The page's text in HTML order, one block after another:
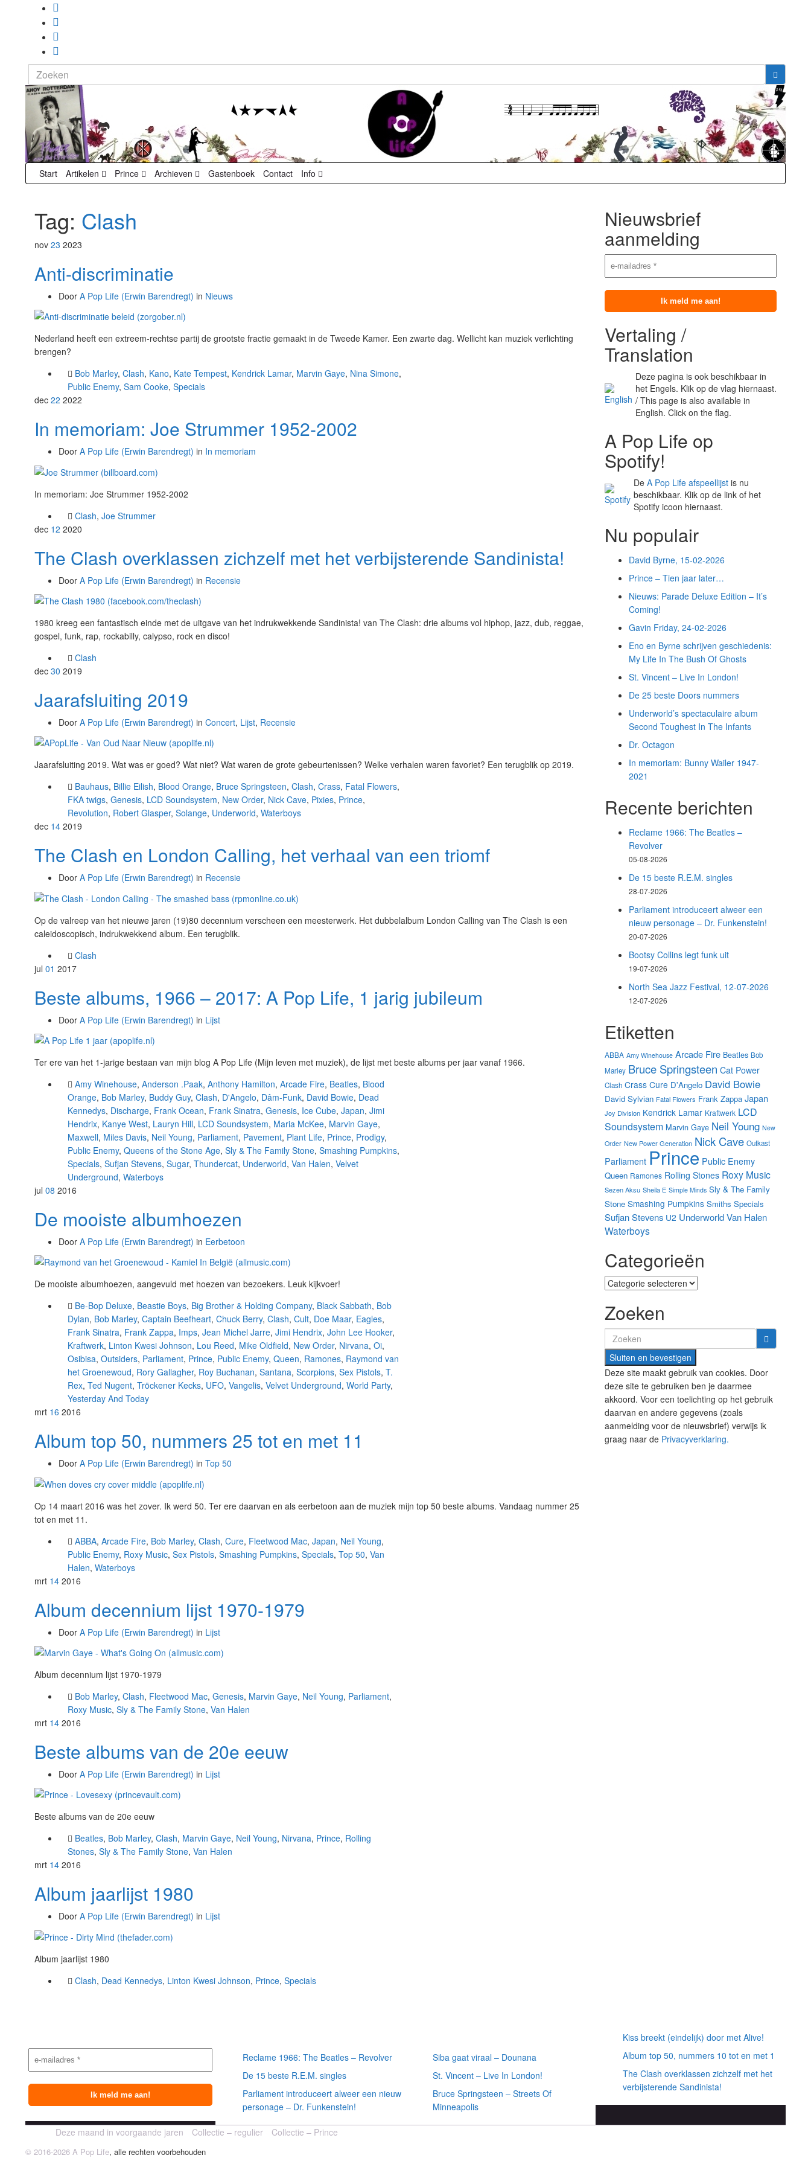
Search
for:
Start Artikelen Prince Archieven Gastenboek Contact Info
Tag: Clash
nov 23 2023
Anti-discriminatie
Door A Pop Life (Erwin Barendregt) in Nieuws
Nederland heeft een extreem-rechtse partij de grootste fractie gemaakt in de Tweede Kamer. Een zwarte dag. Wellicht kan muziek verlichting
brengen?
Bob Marley, Clash, Kano, Kate Tempest, Kendrick Lamar, Marvin Gaye, Nina Simone,
Public Enemy, Sam Cooke, Specials
dec 22 2022
In memoriam: Joe Strummer 1952-2002
Door A Pop Life (Erwin Barendregt) in In memoriam
In memoriam: Joe Strummer 1952-2002
Clash, Joe Strummer
dec 12 2020
The Clash overklassen zichzelf met het verbijsterende Sandinista!
Door A Pop Life (Erwin Barendregt) in Recensie
1980 kreeg een fantastisch einde met de uitgave van het indrukwekkende Sandinista! van The Clash: drie albums vol hiphop, jazz, dub, reggae,
gospel, funk, rap, rockabilly, calypso, rock en disco!
Clash
dec 30 2019
Jaarafsluiting 2019
Door A Pop Life (Erwin Barendregt) in Concert, Lijst, Recensie
Jaarafsluiting 2019. Wat was er goed? Wat niet? Wat waren de grote gebeurtenissen? Welke verhalen waren favoriet? Een terugblik op 2019.
Bauhaus, Billie Eilish, Blood Orange, Bruce Springsteen, Clash, Crass, Fatal Flowers,
FKA twigs, Genesis, LCD Soundsystem, New Order, Nick Cave, Pixies, Prince,
Revolution, Robert Glasper, Solange, Underworld, Waterboys
dec 14 2019
The Clash en London Calling, het verhaal van een triomf
Door A Pop Life (Erwin Barendregt) in Recensie
Op de valreep van het nieuwe jaren (19)80 decennium verscheen een meesterwerk. Het dubbelalbum London Calling van The Clash is een
caleidoscopisch, indrukwekkend album. Een terugblik.
Clash
jul 01 2017
Beste albums, 1966 – 2017: A Pop Life, 1 jarig jubileum
Door A Pop Life (Erwin Barendregt) in Lijst
Ter ere van het 1-jarige bestaan van mijn blog A Pop Life (Mijn leven met muziek), de lijst met beste albums per jaar vanaf 1966.
Amy Winehouse, Anderson .Paak, Anthony Hamilton, Arcade Fire, Beatles, Blood
Orange, Bob Marley, Buddy Guy, Clash, D'Angelo, Dâm-Funk, David Bowie, Dead
Kennedys, Discharge, Frank Ocean, Frank Sinatra, Genesis, Ice Cube, Japan, Jimi
Hendrix, Kanye West, Lauryn Hill, LCD Soundsystem, Maria McKee, Marvin Gaye,
Maxwell, Miles Davis, Neil Young, Parliament, Pavement, Plant Life, Prince, Prodigy,
Public Enemy, Queens of the Stone Age, Sly & The Family Stone, Smashing Pumpkins,
Specials, Sufjan Stevens, Sugar, Thundercat, Underworld, Van Halen, Velvet
Underground, Waterboys
jul 08 2016
De mooiste albumhoezen
Door A Pop Life (Erwin Barendregt) in Eerbetoon
De mooiste albumhoezen, aangevuld met hoezen van bezoekers. Leuk kijkvoer!
Be-Bop Deluxe, Beastie Boys, Big Brother & Holding Company, Black Sabbath, Bob
Dylan, Bob Marley, Captain Beefheart, Chuck Berry, Clash, Cult, Doe Maar, Eagles,
Frank Sinatra, Frank Zappa, Imps, Jean Michel Jarre, Jimi Hendrix, John Lee Hooker,
Kraftwerk, Linton Kwesi Johnson, Lou Reed, Mike Oldfield, New Order, Nirvana, Oi,
Osibisa, Outsiders, Parliament, Prince, Public Enemy, Queen, Ramones, Raymond van
het Groenewoud, Rory Gallagher, Roy Buchanan, Santana, Scorpions, Sex Pistols, T.
Rex, Ted Nugent, Tröckener Kecks, UFO, Vangelis, Velvet Underground, World Party,
Yesterday And Today
mrt 16 2016
Album top 50, nummers 25 tot en met 11
Door A Pop Life (Erwin Barendregt) in Top 50
Op 14 maart 2016 was het zover. Ik werd 50. Ter ere daarvan en als eerbetoon aan de muziek mijn top 50 beste albums. Vandaag nummer 25
tot en met 11.
ABBA, Arcade Fire, Bob Marley, Clash, Cure, Fleetwood Mac, Japan, Neil Young,
Public Enemy, Roxy Music, Sex Pistols, Smashing Pumpkins, Specials, Top 50, Van
Halen, Waterboys
mrt 14 2016
Album decennium lijst 1970-1979
Door A Pop Life (Erwin Barendregt) in Lijst
Album decennium lijst 1970-1979
Bob Marley, Clash, Fleetwood Mac, Genesis, Marvin Gaye, Neil Young, Parliament,
Roxy Music, Sly & The Family Stone, Van Halen
mrt 14 2016
Beste albums van de 20e eeuw
Door A Pop Life (Erwin Barendregt) in Lijst
Beste albums van de 20e eeuw
Beatles, Bob Marley, Clash, Marvin Gaye, Neil Young, Nirvana, Prince, Rolling
Stones, Sly & The Family Stone, Van Halen
mrt 14 2016
Album jaarlijst 1980
Door A Pop Life (Erwin Barendregt) in Lijst
Album jaarlijst 1980
Clash, Dead Kennedys, Linton Kwesi Johnson, Prince, Specials
Nieuwsbrief
aanmelding
Vertaling /
Translation
Deze pagina is ook beschikbaar in
het Engels. Klik op de vlag hiernaast.
/ This page is also available in
English. Click on the flag.
A Pop Life op
Spotify!
De A Pop Life afspeellijst is nu
beschikbaar. Klik op de link of het
Spotify icoon hiernaast.
Nu populair
David Byrne, 15-02-2026
Prince – Tien jaar later…
Nieuws: Parade Deluxe Edition – It’s
Coming!
Gavin Friday, 24-02-2026
Eno en Byrne schrijven geschiedenis:
My Life In The Bush Of Ghosts
St. Vincent – Live In London!
De 25 beste Doors nummers
Underworld’s spectaculaire album
Second Toughest In The Infants
Dr. Octagon
In memoriam: Bunny Wailer 1947-
2021
Recente berichten
Reclame 1966: The Beatles –
Revolver
05-08-2026
De 15 beste R.E.M. singles
28-07-2026
Parliament introduceert alweer een
nieuw personage – Dr. Funkenstein!
20-07-2026
Bootsy Collins legt funk uit
19-07-2026
North Sea Jazz Festival, 12-07-2026
12-07-2026
Etiketten
ABBA Amy Winehouse Arcade Fire Beatles Bob
Marley Bruce Springsteen Cat Power
Clash Crass Cure D'Angelo David Bowie
David Sylvian Fatal Flowers Frank Zappa Japan
Joy Division Kendrick Lamar Kraftwerk LCD
Soundsystem Marvin Gaye Neil Young New
Order New Power Generation Nick Cave Outkast
Parliament Prince Public Enemy
Queen Ramones Rolling Stones Roxy Music
Sezen Aksu Sheila E Simple Minds Sly & The Family
Stone Smashing Pumpkins Smiths Specials
Sufjan Stevens U2 UnderworldVan Halen
Waterboys
Categorieën
Categorieën
Zoeken
Search
for:
Deze site maakt gebruik van cookies. Door
deze site te gebruiken ben je daarmee
akkoord. Voor een toelichting op het gebruik
daarvan en andere gegevens (zoals
aanmelding voor de nieuwsbrief) verwijs ik
graag naar de Privacyverklaring.
Reclame 1966: The Beatles – Revolver
De 15 beste R.E.M. singles
Parliament introduceert alweer een nieuw
personage – Dr. Funkenstein!
Siba gaat viraal – Dounana
St. Vincent – Live In London!
Bruce Springsteen – Streets Of
Minneapolis
Kiss breekt (eindelijk) door met Alive!
Album top 50, nummers 10 tot en met 1
The Clash overklassen zichzelf met het
verbijsterende Sandinista!
Deze maand in voorgaande jaren Collectie – regulier Collectie – Prince
© 2016-2026 A Pop Life, alle rechten voorbehouden